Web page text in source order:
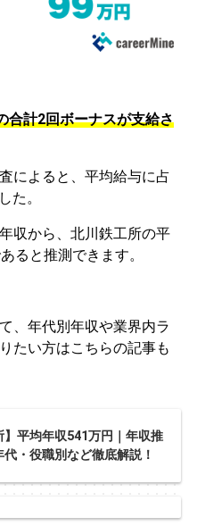
合計2回ボーナスが支給さ
によると、平均給与に占
た。
収から、北川鉄工所の平
ると推測できます。
、年代別年収や業界内ラ
たい方はこちらの記事も
】平均年収541万円｜年収推
・役職別など徹底解説！